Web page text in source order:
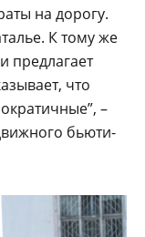
на дорогу.
К тому же
предлагает
что
–
бьюти-